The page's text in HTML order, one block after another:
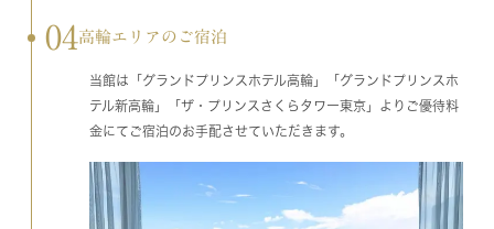
04高輪エリアのご宿泊
当館は「グランドプリンスホテル高輪」「グランドプリンスホ
テル新高輪」「ザ・プリンスさくらタワー東京」よりご優待料
金にてご宿泊のお手配させていただきます。